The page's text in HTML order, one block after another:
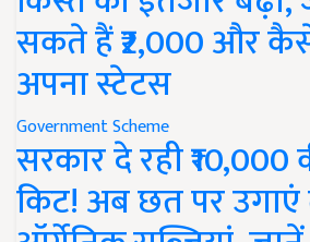
सकते हैं ₹2,000 और
अपना स्टेटस
Government Scheme
सरकार दे रही ₹10,000
किट! अब छत पर उगाएं